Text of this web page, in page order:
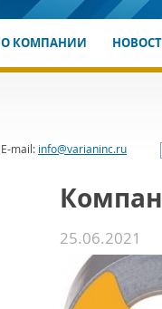
О КОМПАНИИ
E-mail: info@varianinc.ru
25.06.2021